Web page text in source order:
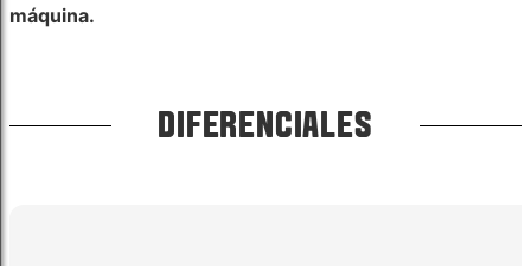
máquina.
DIFERENCIALES